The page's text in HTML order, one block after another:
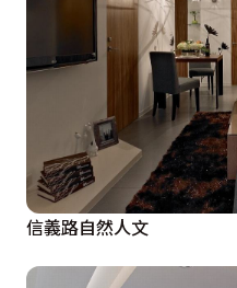
信義路自然人文